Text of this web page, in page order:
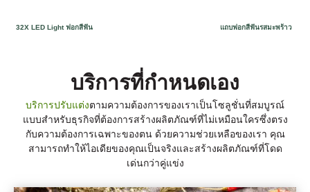
32X LED Light ฟอกสีฟัน แถบฟอกสีฟันรสมะพร้าว
บริการที่กําหนดเอง
บริการปรับแต่งตามความต้องการของเราเป็นโซลูชั่นที่สมบูรณ์
แบบสําหรับธุรกิจที่ต้องการสร้างผลิตภัณฑ์ที่ไม่เหมือนใครซึ่งตรง
กับความต้องการเฉพาะของตน ด้วยความช่วยเหลือของเรา คุณ
สามารถทําให้ไอเดียของคุณเป็นจริงและสร้างผลิตภัณฑ์ที่โดด
เด่นกว่าคู่แข่ง